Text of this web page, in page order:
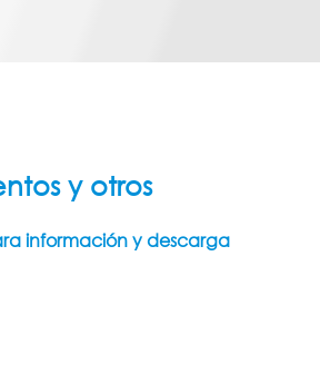
y otros
información y descarga